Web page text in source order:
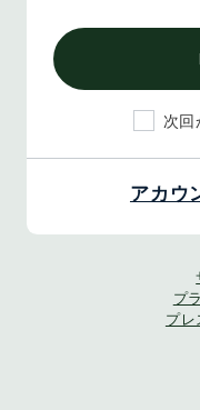
次回
アカウ
プ
プレ